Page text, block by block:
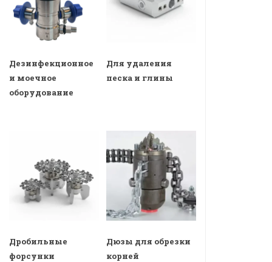
Дезинфекционное
и моечное
оборудование
Для удаления
песка и глины
Дробильные
форсунки
Дюзы для обрезки
корней